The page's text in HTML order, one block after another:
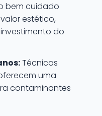
bem cuidado
estético,
do
Técnicas
uma
contaminantes